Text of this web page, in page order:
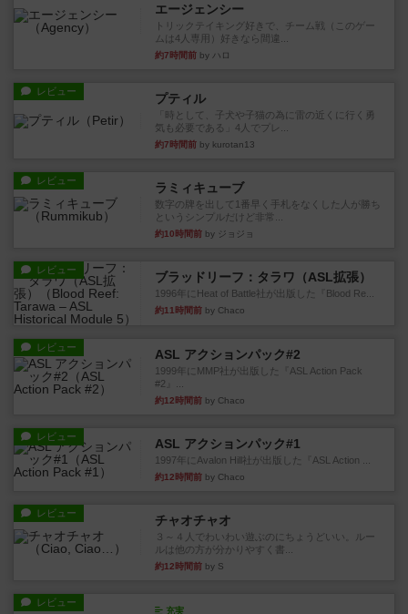
エージェンシー
トリックテイキング好きで、チーム戦（このゲー
ムは4人専用）好きなら間違...
約7時間前 by ハロ
レビュー プティル
「時として、子犬や子猫の為に雷の近くに行く勇
気も必要である」4人でプレ...
約7時間前 by kurotan13
レビュー ラミィキューブ
数字の牌を出して1番早く手札をなくした人が勝ち
というシンプルだけど非常...
約10時間前 by ジョジョ
レビュー
ブラッドリーフ：タラワ（ASL拡張）
1996年にHeat of Battle社が出版した『Blood Re...
約11時間前 by Chaco
レビュー ASL アクションパック#2
1999年にMMP社が出版した『ASL Action Pack
#2』...
約12時間前 by Chaco
レビュー ASL アクションパック#1
1997年にAvalon Hill社が出版した『ASL Action ...
約12時間前 by Chaco
レビュー チャオチャオ
３～４人でわいわい遊ぶのにちょうどいい。ルー
ルは他の方が分かりやすく書...
約12時間前 by S
レビュー
充実